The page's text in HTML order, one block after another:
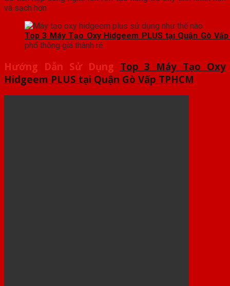
và sạch hơn
Top 3 Máy Tạo Oxy Hidgeem PLUS tại Quận Gò
phổ thông giá thành rẻ
Hướng Dẫn Sử Dụng Top 3 Máy Tạo Oxy
Hidgeem PLUS tại Quận Gò Vấp TPHCM